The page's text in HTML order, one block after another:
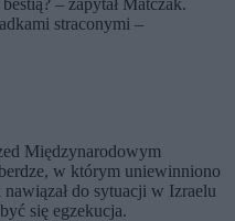
straconymi –
Międzynarodowym
w którym uniewinniono
do sytuacji w Izraelu
się egzekucja.